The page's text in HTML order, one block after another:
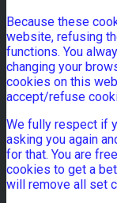
Because these
website, refusing
functions. You
changing your
cookies on this
accept/refuse
We fully respect if
asking you again
for that. You are
cookies to get a
will remove all set